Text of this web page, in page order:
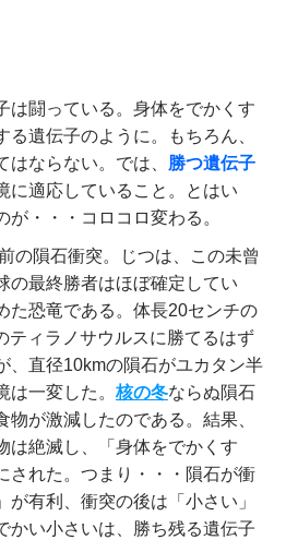
は闘っている。身体をでかくす
る遺伝子のように。もちろん、
はならない。では、 勝つ遺伝子
に適応していること。とはい
が・・・コロコロ変わる。
の隕石衝突。じつは、この未曾
の最終勝者はほぼ確定してい
た恐竜である。体長20センチの
ティラノサウルスに勝てるはず
、直径10kmの隕石がユカタン半
一変した。 核の冬ならぬ隕石
物が激減したのである。結果、
は絶滅し、「身体をでかくす
された。つまり・・・隕石が衝
が有利、衝突の後は「小さい」
かい小さいは、勝ち残る遺伝子